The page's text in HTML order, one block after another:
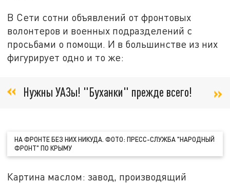
В Сети сотни объявлений от фронтовых
волонтеров и военных подразделений с
просьбами о помощи. И в большинстве из них
фигурирует одно и то же:
Нужны УАЗы! "Буханки" прежде всего!
НА ФРОНТЕ БЕЗ НИХ НИКУДА. ФОТО: ПРЕСС-СЛУЖБА "НАРОДНЫЙ
ФРОНТ" ПО КРЫМУ
Картина маслом: завод, производящий